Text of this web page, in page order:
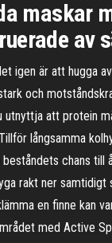
maskar
av
igen är att hugga
och
utnyttja att protein
långsamma
chans till
rakt ner samtidigt
en finne kan
med Active